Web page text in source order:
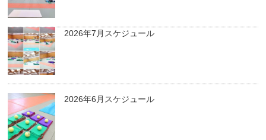
2026年7月スケジュール
2026年6月スケジュール